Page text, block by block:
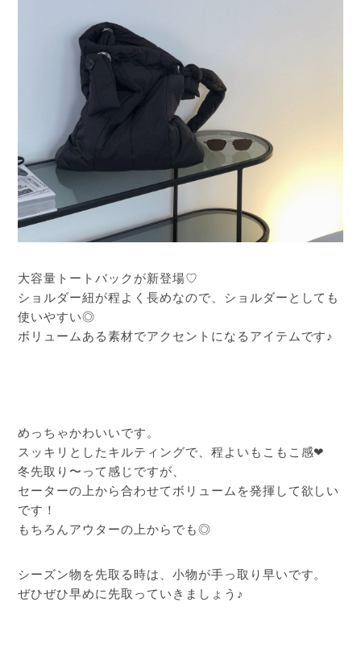
大容量トートバックが新登場♡
ショルダー紐が程よく長めなので、ショルダーとしても
使いやすい◎
ボリュームある素材でアクセントになるアイテムです♪
めっちゃかわいいです。
スッキリとしたキルティングで、程よいもこもこ感❤︎
冬先取り〜って感じですが、
セーターの上から合わせてボリュームを発揮して欲しい
です！
もちろんアウターの上からでも◎
シーズン物を先取る時は、小物が手っ取り早いです。
ぜひぜひ早めに先取っていきましょう♪